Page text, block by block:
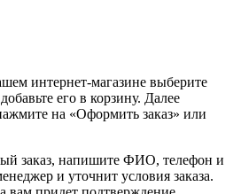
интернет-магазине выберите
его в корзину. Далее
на «Оформить заказ» или
заказ, напишите ФИО, телефон и
и уточнит условия заказа.